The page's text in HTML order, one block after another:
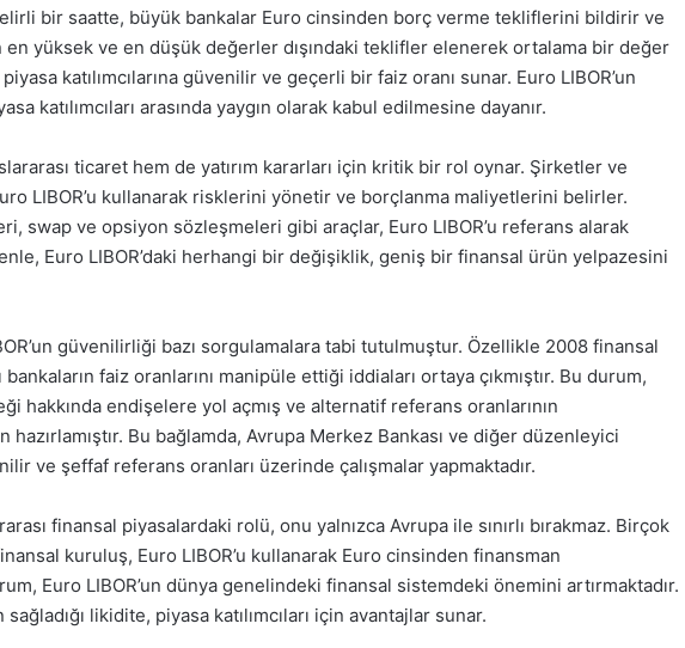
bir saatte, büyük bankalar Euro cinsinden borç verme tekliflerini bildirir ve
en yüksek ve en düşük değerler dışındaki teklifler elenerek ortalama bir değer
katılımcılarına güvenilir ve geçerli bir faiz oranı sunar. Euro LIBOR’un
katılımcıları arasında yaygın olarak kabul edilmesine dayanır.
ticaret hem de yatırım kararları için kritik bir rol oynar. Şirketler ve
LIBOR’u kullanarak risklerini yönetir ve borçlanma maliyetlerini belirler.
swap ve opsiyon sözleşmeleri gibi araçlar, Euro LIBOR’u referans alarak
Euro LIBOR’daki herhangi bir değişiklik, geniş bir finansal ürün yelpazesini
güvenilirliği bazı sorgulamalara tabi tutulmuştur. Özellikle 2008 finansal
bankaların faiz oranlarını manipüle ettiği iddiaları ortaya çıkmıştır. Bu durum,
hakkında endişelere yol açmış ve alternatif referans oranlarının
Bu bağlamda, Avrupa Merkez Bankası ve diğer düzenleyici
ve şeffaf referans oranları üzerinde çalışmalar yapmaktadır.
finansal piyasalardaki rolü, onu yalnızca Avrupa ile sınırlı bırakmaz. Birçok
kuruluş, Euro LIBOR’u kullanarak Euro cinsinden finansman
Euro LIBOR’un dünya genelindeki finansal sistemdeki önemini artırmaktadır.
sağladığı likidite, piyasa katılımcıları için avantajlar sunar.